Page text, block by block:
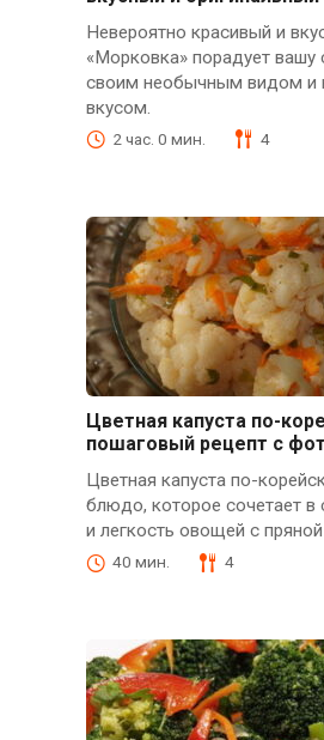
Невероятно красивый и
«Морковка» порадует вашу
своим необычным видом
вкусом.
2 час. 0 мин. 4
Цветная капуста по-
пошаговый рецепт с
Цветная капуста по-
блюдо, которое сочетает в
и легкость овощей с
40 мин. 4